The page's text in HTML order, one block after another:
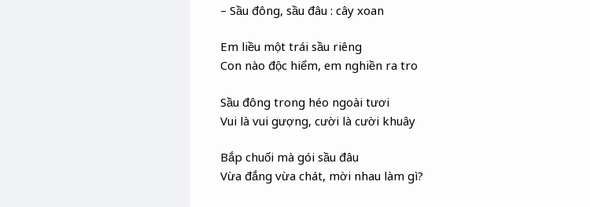
– Sầu đông, sầu đâu : cây xoan
Em liều một trái sầu riêng
Con nào độc hiểm, em nghiền ra tro
Sầu đông trong héo ngoài tươi
Vui là vui gượng, cười là cười khuây
Bắp chuối mà gói sầu đâu
Vừa đắng vừa chát, mời nhau làm gì?